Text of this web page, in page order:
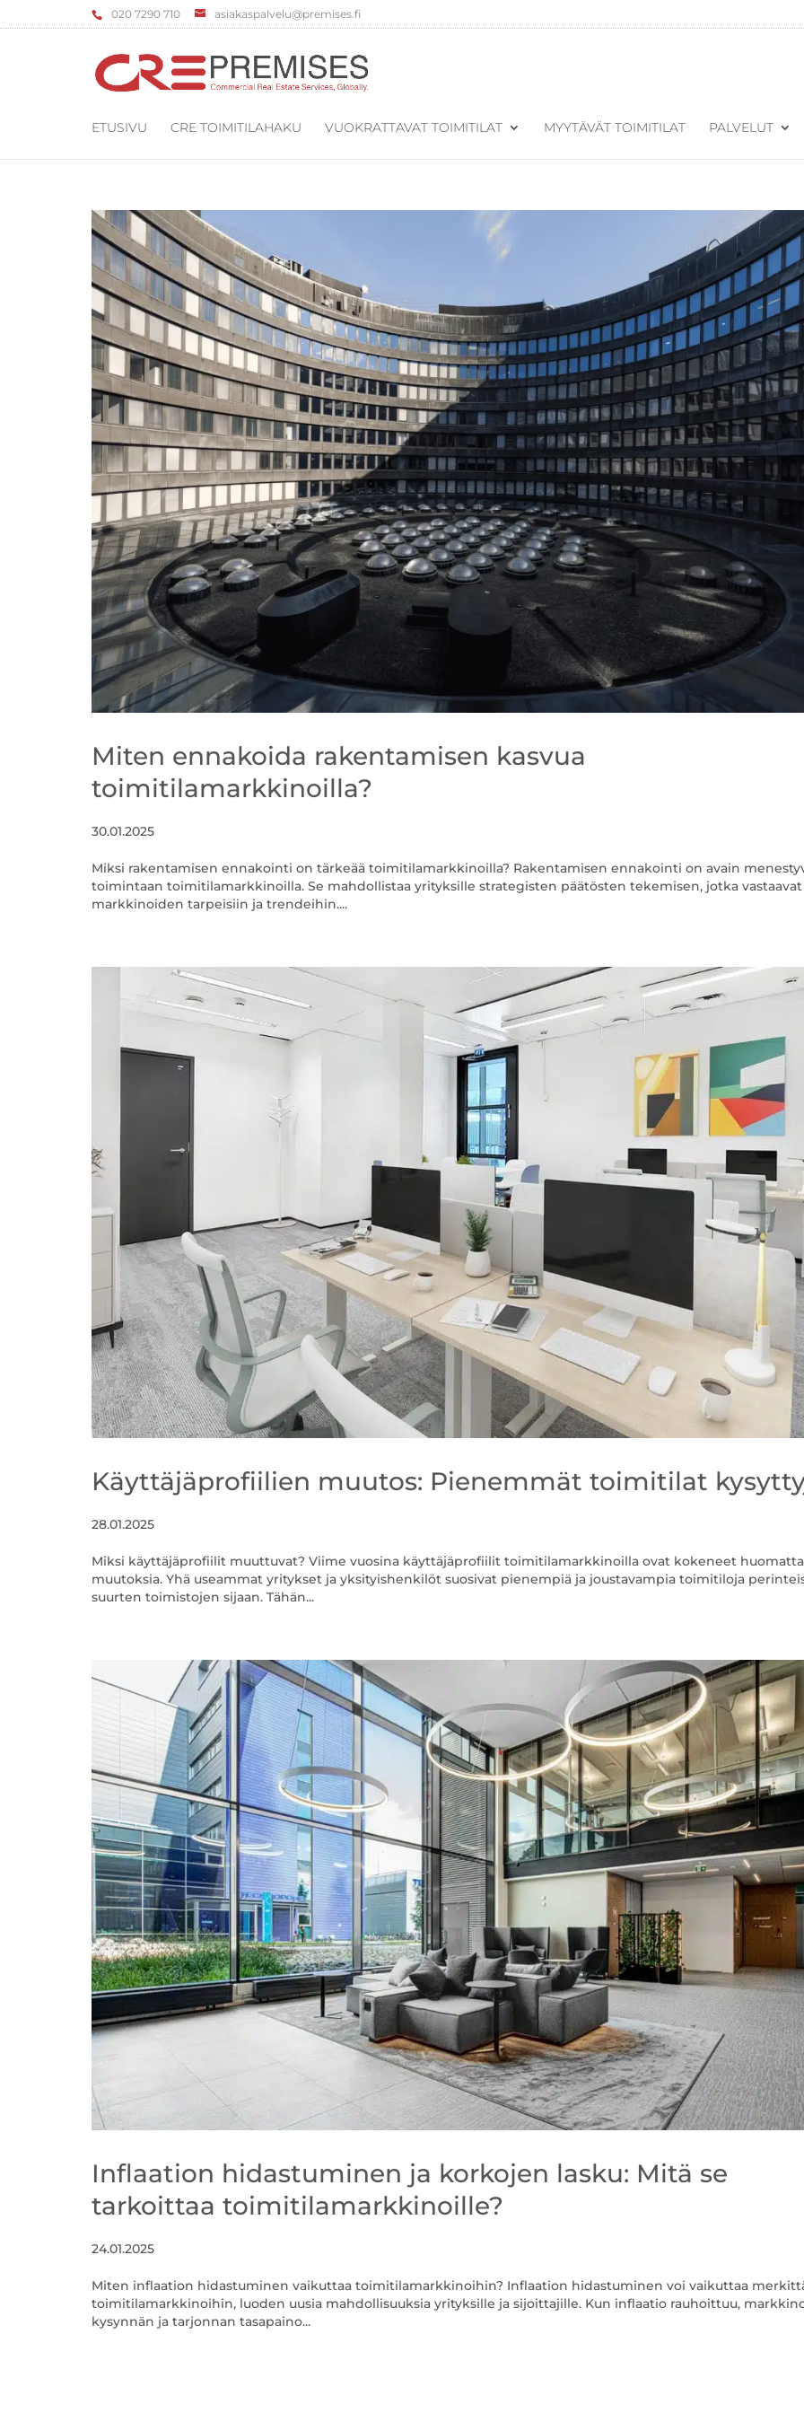
‌020 7290 710 asiakaspalvelu@premises.fi
ETUSIVU CRE TOIMITILAHAKU VUOKRATTAVAT TOIMITILAT MYYTÄVÄT TOIMITILAT PALVELUT
Miten ennakoida rakentamisen kasvua
toimitilamarkkinoilla?
30.01.2025
Miksi rakentamisen ennakointi on tärkeää toimitilamarkkinoilla? Rakentamisen ennakointi on avain
toimintaan toimitilamarkkinoilla. Se mahdollistaa yrityksille strategisten päätösten tekemisen, jotka vastaavat
markkinoiden tarpeisiin ja trendeihin....
Käyttäjäprofiilien muutos: Pienemmät toimitilat
28.01.2025
Miksi käyttäjäprofiilit muuttuvat? Viime vuosina käyttäjäprofiilit toimitilamarkkinoilla ovat kokeneet
muutoksia. Yhä useammat yritykset ja yksityishenkilöt suosivat pienempiä ja joustavampia toimitiloja
suurten toimistojen sijaan. Tähän...
Inflaation hidastuminen ja korkojen lasku: Mitä se
tarkoittaa toimitilamarkkinoille?
24.01.2025
Miten inflaation hidastuminen vaikuttaa toimitilamarkkinoihin? Inflaation hidastuminen voi vaikuttaa
toimitilamarkkinoihin, luoden uusia mahdollisuuksia yrityksille ja sijoittajille. Kun inflaatio rauhoittuu,
kysynnän ja tarjonnan tasapaino...